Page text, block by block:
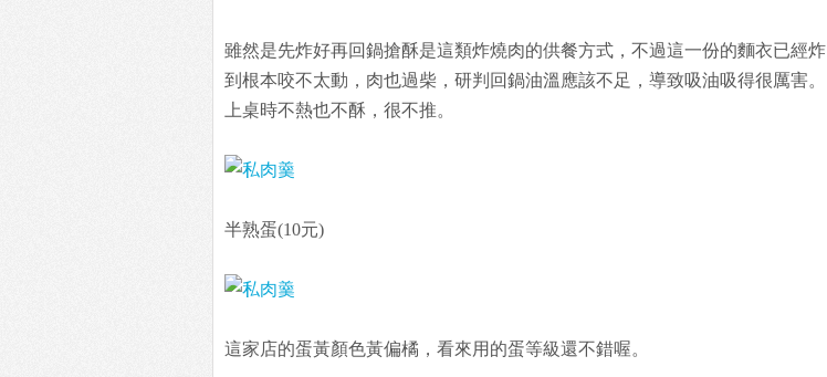
雖然是先炸好再回鍋搶酥是這類炸燒肉的供餐方式，不過這一份的麵衣已經炸
到根本咬不太動，肉也過柴，研判回鍋油溫應該不足，導致吸油吸得很厲害。
上桌時不熱也不酥，很不推。
半熟蛋(10元)
這家店的蛋黃顏色黃偏橘，看來用的蛋等級還不錯喔。